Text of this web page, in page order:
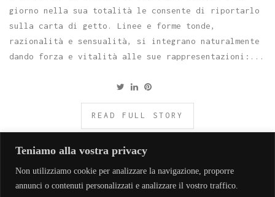
Teniamo alla vostra privacy
Non utilizziamo cookie per analizzare la navigazione, proporre
annunci o contenuti personalizzati e analizzare il vostro traffico.
giorno nella sua totalità le consente di riportarlo
sulla carta di getto. Linee e forme tonde,
razionalità e sensualità, si integrano naturalmente
dando forza e vitalità alle sue rappresentazioni:...
READ FULL STORY